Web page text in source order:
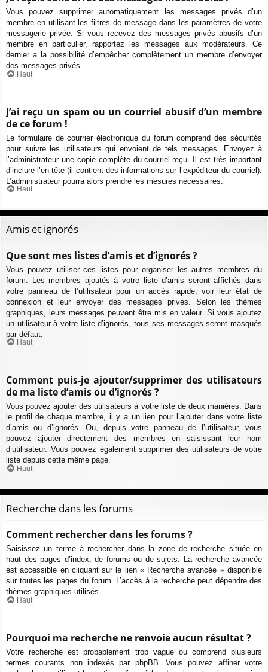
Vous pouvez supprimer automatiquement les messages privés d’un
membre en utilisant les filtres de message dans les paramètres de votre
messagerie privée. Si vous recevez des messages privés abusifs d’un
membre en particulier, rapportez les messages aux modérateurs. Ce
dernier a la possibilité d’empêcher complètement un membre d’envoyer
des messages privés.
Haut
J’ai reçu un spam ou un courriel abusif d’un membre
de ce forum !
Le formulaire de courrier électronique du forum comprend des sécurités
pour suivre les utilisateurs qui envoient de tels messages. Envoyez à
l’administrateur une copie complète du courriel reçu. Il est très important
d’inclure l’en-tête (il contient des informations sur l’expéditeur du courriel).
L’administrateur pourra alors prendre les mesures nécessaires.
Haut
Amis et ignorés
Que sont mes listes d’amis et d’ignorés ?
Vous pouvez utiliser ces listes pour organiser les autres membres du
forum. Les membres ajoutés à votre liste d’amis seront affichés dans
votre panneau de l’utilisateur pour un accès rapide, voir leur état de
connexion et leur envoyer des messages privés. Selon les thèmes
graphiques, leurs messages peuvent être mis en valeur. Si vous ajoutez
un utilisateur à votre liste d’ignorés, tous ses messages seront masqués
par défaut.
Haut
Comment puis-je ajouter/supprimer des utilisateurs
de ma liste d’amis ou d’ignorés ?
Vous pouvez ajouter des utilisateurs à votre liste de deux manières. Dans
le profil de chaque membre, il y a un lien pour l’ajouter dans votre liste
d’amis ou d’ignorés. Ou, depuis votre panneau de l’utilisateur, vous
pouvez ajouter directement des membres en saisissant leur nom
d’utilisateur. Vous pouvez également supprimer des utilisateurs de votre
liste depuis cette même page.
Haut
Recherche dans les forums
Comment rechercher dans les forums ?
Saisissez un terme à rechercher dans la zone de recherche située en
haut des pages d’index, de forums ou de sujets. La recherche avancée
est accessible en cliquant sur le lien « Recherche avancée » disponible
sur toutes les pages du forum. L’accès à la recherche peut dépendre des
thèmes graphiques utilisés.
Haut
Pourquoi ma recherche ne renvoie aucun résultat ?
Votre recherche est probablement trop vague ou comprend plusieurs
termes courants non indexés par phpBB. Vous pouvez affiner votre